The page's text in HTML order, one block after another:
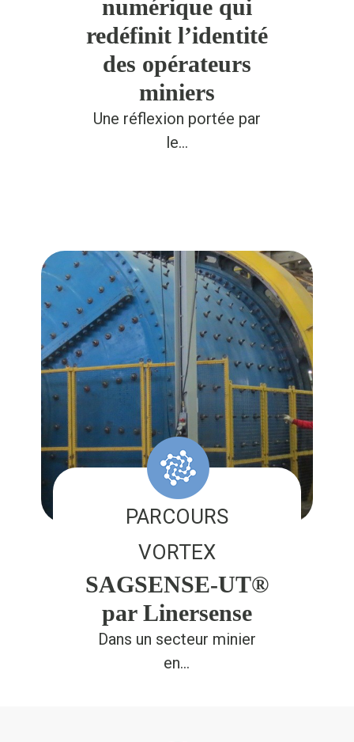
numérique qui
redéfinit l’identité
des opérateurs
miniers
Une réflexion portée par
le…
PARCOURS
VORTEX
SAGSENSE-UT®
par Linersense
Dans un secteur minier
en…